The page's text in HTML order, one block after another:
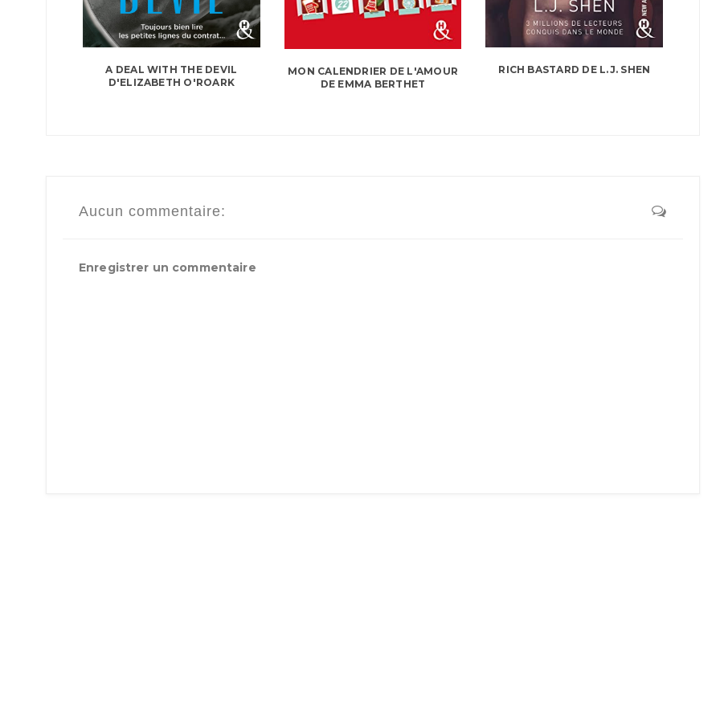
A DEAL WITH THE DEVIL
D'ELIZABETH O'ROARK
MON CALENDRIER DE L'AMOUR
DE EMMA BERTHET
RICH BASTARD DE L.J. SHEN
Aucun commentaire:
Enregistrer un commentaire